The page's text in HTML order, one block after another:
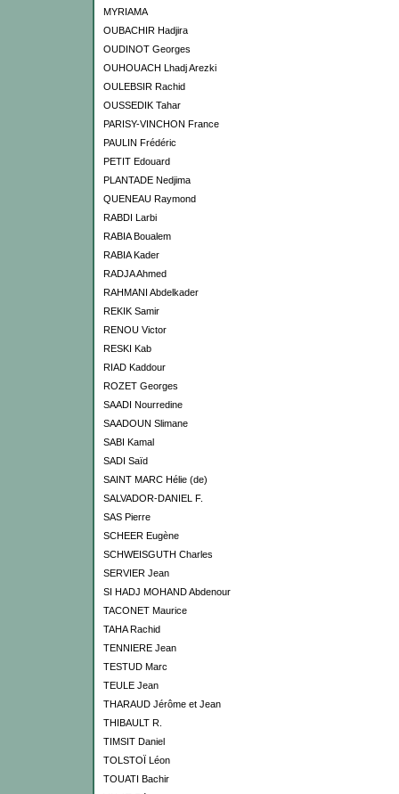
MYRIAMA
OUBACHIR Hadjira
OUDINOT Georges
OUHOUACH Lhadj Arezki
OULEBSIR Rachid
OUSSEDIK Tahar
PARISY-VINCHON France
PAULIN Frédéric
PETIT Edouard
PLANTADE Nedjima
QUENEAU Raymond
RABDI Larbi
RABIA Boualem
RABIA Kader
RADJA Ahmed
RAHMANI Abdelkader
REKIK Samir
RENOU Victor
RESKI Kab
RIAD Kaddour
ROZET Georges
SAADI Nourredine
SAADOUN Slimane
SABI Kamal
SADI Saïd
SAINT MARC Hélie (de)
SALVADOR-DANIEL F.
SAS Pierre
SCHEER Eugène
SCHWEISGUTH Charles
SERVIER Jean
SI HADJ MOHAND Abdenour
TACONET Maurice
TAHA Rachid
TENNIERE Jean
TESTUD Marc
TEULE Jean
THARAUD Jérôme et Jean
THIBAULT R.
TIMSIT Daniel
TOLSTOÏ Léon
TOUATI Bachir